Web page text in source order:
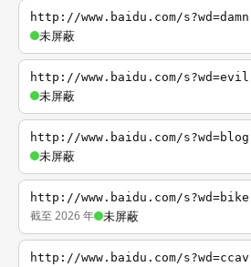
http://www.baidu.com/s?wd=damn
未屏蔽
http://www.baidu.com/s?wd=evil
未屏蔽
http://www.baidu.com/s?wd=blog
未屏蔽
http://www.baidu.com/s?wd=bike
截至 2026 年 未屏蔽
http://www.baidu.com/s?wd=ccav